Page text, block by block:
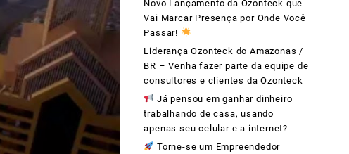
Novo Lançamento da Ozonteck que
Vai Marcar Presença por Onde Você
Passar!
Liderança Ozonteck do Amazonas /
BR – Venha fazer parte da equipe de
consultores e clientes da Ozonteck
Já pensou em ganhar dinheiro
trabalhando de casa, usando
apenas seu celular e a internet?
Torne-se um Empreendedor